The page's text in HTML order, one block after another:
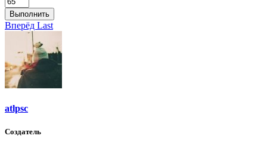
Выполнить
Вперёд Last
atlpsc
Создатель